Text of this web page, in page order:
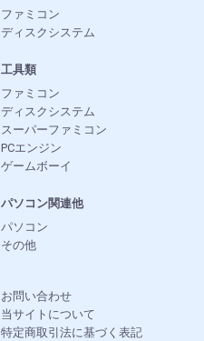
ファミコン
ディスクシステム
工具類
ファミコン
ディスクシステム
スーパーファミコン
PCエンジン
ゲームボーイ
パソコン関連他
パソコン
その他
お問い合わせ
当サイトについて
特定商取引法に基づく表記